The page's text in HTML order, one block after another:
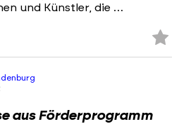
und Künstler, die …
aus Förderprogramm